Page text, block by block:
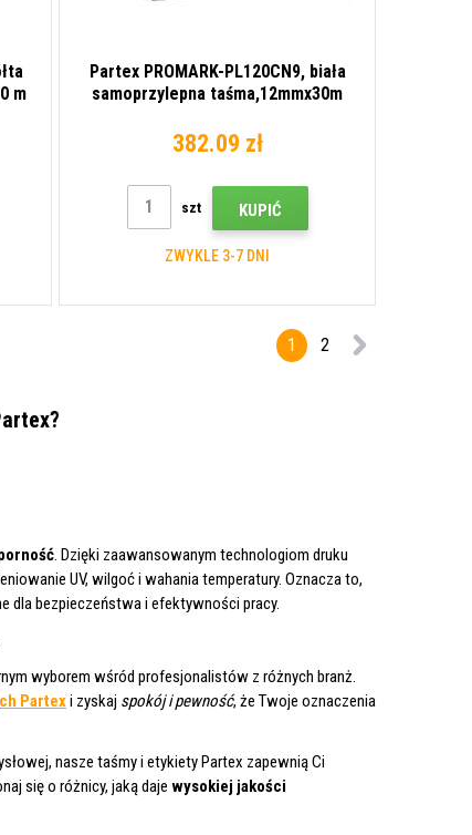
m
Partex PROMARK-PL120CN9, biała
samoprzylepna taśma,12mmx30m
382.09 zł
szt KUPIĆ
ZWYKLE 3-7 DNI
1 2
. Dzięki zaawansowanym technologiom druku
UV, wilgoć i wahania temperatury. Oznacza to,
dla bezpieczeństwa i efektywności pracy.
wyborem wśród profesjonalistów z różnych branż.
Partexi zyskaj spokój i pewność, że Twoje oznaczenia
nasze taśmy i etykiety Partex zapewnią Ci
się o różnicy, jaką daje wysokiej jakości